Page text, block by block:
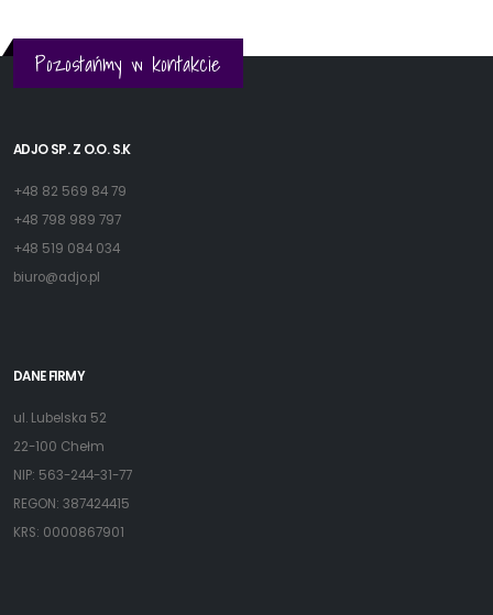
Pozostańmy w kontakcie
ADJO SP. Z O.O. S.K
+48 82 569 84 79
+48 798 989 797
+48 519 084 034
biuro@adjo.pl
DANE FIRMY
ul. Lubelska 52
22-100 Chełm
NIP: 563-244-31-77
REGON: 387424415
KRS: 0000867901